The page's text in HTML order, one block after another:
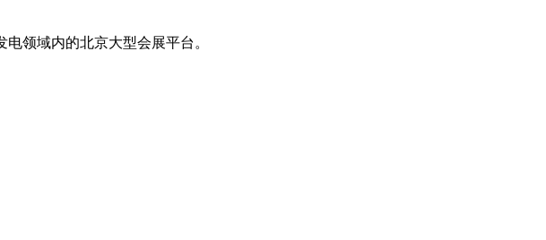
领域内的北京大型会展平台。